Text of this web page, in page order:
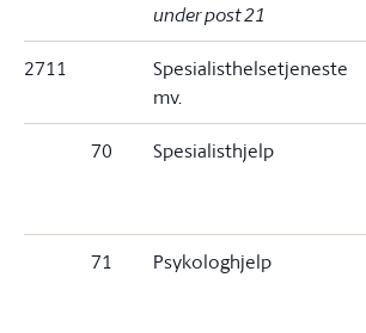
under post 21
2711
Spesialisthelsetjeneste
mv.
70 Spesialisthjelp
71 Psykologhjelp